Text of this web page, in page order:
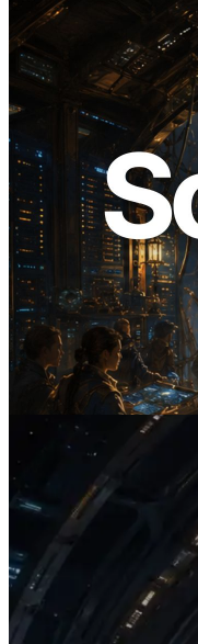
2026.08.05
ERPC、Solana
リージョンの
Validators
この記事を読む